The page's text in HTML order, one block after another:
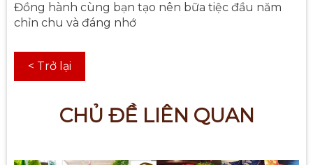
Đồng hành cùng bạn tạo nên bữa tiệc đầu năm
chỉn chu và đáng nhớ
< Trở lại
CHỦ ĐỀ LIÊN QUAN